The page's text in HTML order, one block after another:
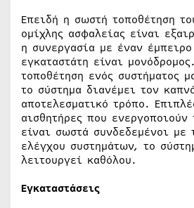
Επειδή η σωστή τοποθέτηση
ομίχλης ασφαλείας είναι
η συνεργασία με έναν
εγκαταστάτη είναι
τοποθέτηση ενός συστήματος
το σύστημα διανέμει τον
αποτελεσματικό τρόπο.
αισθητήρες που
είναι σωστά συνδεδεμένοι με
ελέγχου συστημάτων, το
λειτουργεί καθόλου.
Εγκαταστάσεις